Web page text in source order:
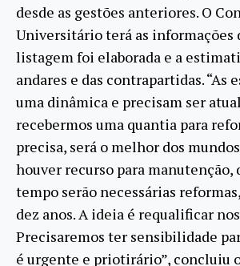
desde as gestões anteriores. O
Universitário terá as informações
listagem foi elaborada e a
andares e das contrapartidas. “As
uma dinâmica e precisam ser
recebermos uma quantia para
precisa, será o melhor dos
houver recurso para manutenção,
tempo serão necessárias
dez anos. A ideia é requalificar
Precisaremos ter sensibilidade
é urgente e priotirário”, concluiu